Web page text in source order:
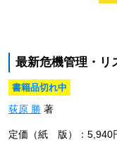
最新危機管理・リ
書籍品切れ中
荻原 勝著
定価（紙 版）：5,940